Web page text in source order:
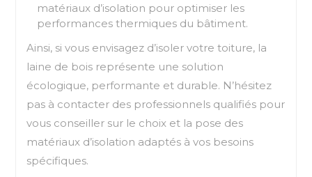
matériaux d’isolation pour optimiser les
performances thermiques du bâtiment.
Ainsi, si vous envisagez d’isoler votre toiture, la
laine de bois représente une solution
écologique, performante et durable. N’hésitez
pas à contacter des professionnels qualifiés pour
vous conseiller sur le choix et la pose des
matériaux d’isolation adaptés à vos besoins
spécifiques.